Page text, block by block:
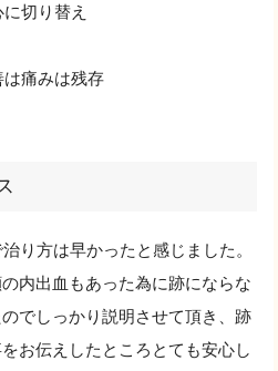
切り替え
痛みは残存
り方は早かったと感じました。
内出血もあった為に跡にならな
でしっかり説明させて頂き、跡
お伝えしたところとても安心し